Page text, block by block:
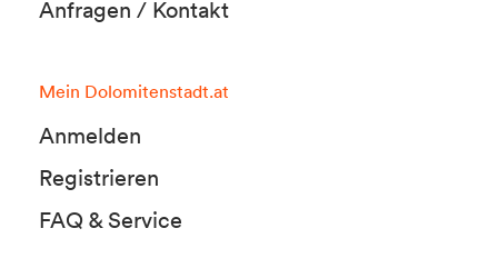
Anfragen / Kontakt
Mein Dolomitenstadt.at
Anmelden
Registrieren
FAQ & Service